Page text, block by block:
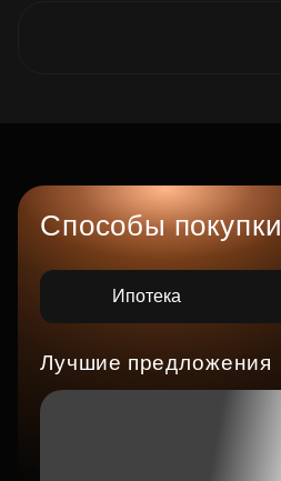
Способы покупки
Ипотека
Лучшие предложения